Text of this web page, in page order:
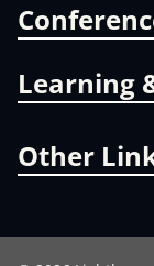
Learning
Other